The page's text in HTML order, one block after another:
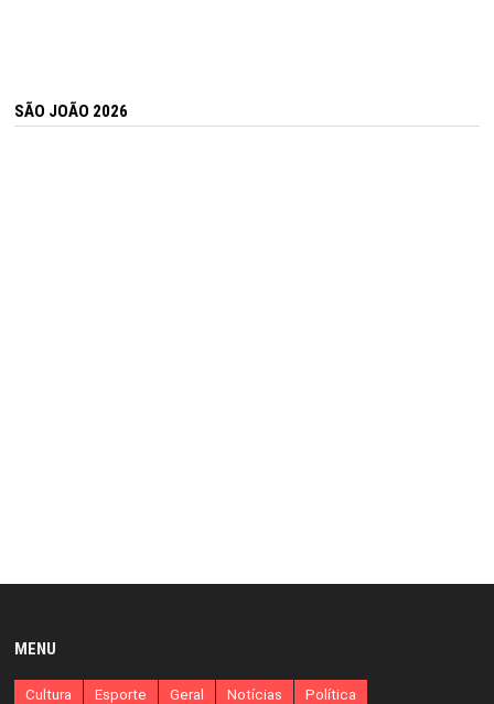
SÃO JOÃO 2026
MENU
Cultura Esporte Geral Notícias Política